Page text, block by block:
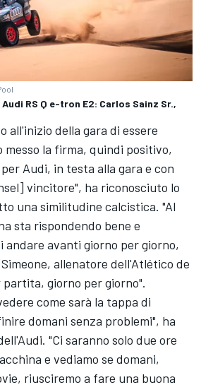
RS Q e-tron E2: Carlos Sainz Sr.,
all'inizio della gara di essere
la firma, quindi positivo,
Audi, in testa alla gara e con
vincitore", ha riconosciuto lo
una similitudine calcistica. "Al
sta rispondendo bene e
andare avanti giorno per giorno,
allenatore dell'Atlético de
giorno per giorno".
come sarà la tappa di
domani senza problemi", ha
"Ci saranno solo due ore
e vediamo se domani,
riusciremo a fare una buona